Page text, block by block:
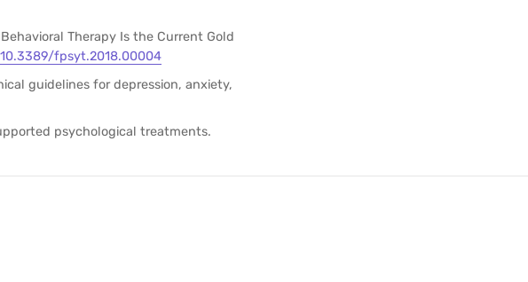
Therapy Is the Current Gold
fpsyt.2018.00004
guidelines for depression, anxiety,
psychological treatments.